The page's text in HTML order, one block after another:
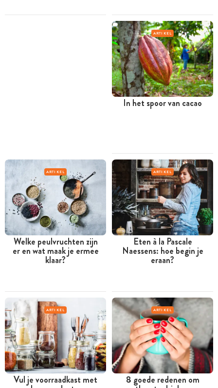
ARTIKEL
In het spoor van cacao
ARTIKEL
Welke peulvruchten zijn
er en wat maak je ermee
klaar?
ARTIKEL
Eten à la Pascale
Naessens: hoe begin je
eraan?
ARTIKEL
Vul je voorraadkast met
ARTIKEL
8 goede redenen om